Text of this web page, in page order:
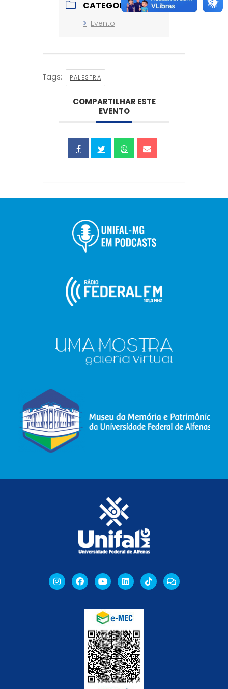
CATEGORIA
Evento
Tags: PALESTRA
COMPARTILHAR ESTE
EVENTO